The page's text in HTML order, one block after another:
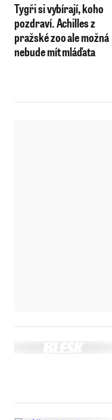
Tygři si vybírají, koho
pozdraví. Achilles z
pražské zoo ale možná
nebude mít mláďata